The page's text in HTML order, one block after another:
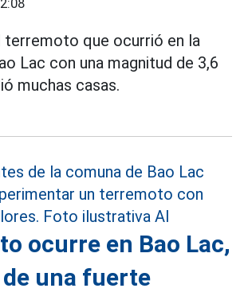
terremoto que ocurrió en la
Lac con una magnitud de 3,6
muchas casas.
ocurre en Bao Lac,
una fuerte